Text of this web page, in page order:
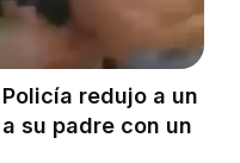
redujo a un
su padre con un